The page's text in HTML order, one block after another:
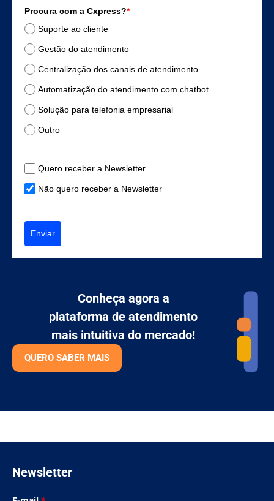
Procura com a Cxpress?*
Suporte ao cliente
Gestão do atendimento
Centralização dos canais de atendimento
Automatização do atendimento com chatbot
Solução para telefonia empresarial
Outro
Quero receber a Newsletter
Não quero receber a Newsletter
Enviar
Conheça agora a
plataforma de atendimento
mais intuitiva do mercado!
QUERO SABER MAIS
Newsletter